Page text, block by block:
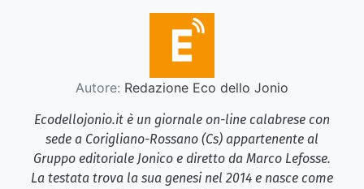
Autore: Redazione Eco dello Jonio
Ecodellojonio.it è un giornale on-line calabrese con
sede a Corigliano-Rossano (Cs) appartenente al
Gruppo editoriale Jonico e diretto da Marco Lefosse.
La testata trova la sua genesi nel 2014 e nasce come